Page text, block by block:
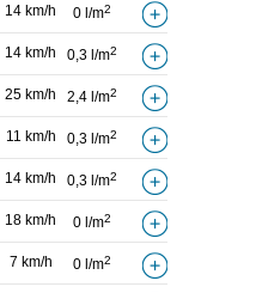
14 km/h 0 l/m2
14 km/h 0,3 l/m2
25 km/h 2,4 l/m2
11 km/h 0,3 l/m2
14 km/h 0,3 l/m2
18 km/h 0 l/m2
7 km/h 0 l/m2